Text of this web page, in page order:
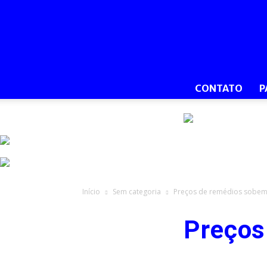
CONTATO
Início Sem categoria Preços de remédios